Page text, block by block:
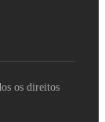
os direitos